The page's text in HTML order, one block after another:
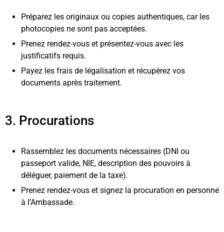
Préparez les originaux ou copies authentiques, car les
photocopies ne sont pas acceptées.
Prenez rendez-vous et présentez-vous avec les
justificatifs requis.
Payez les frais de légalisation et récupérez vos
documents après traitement.
3. Procurations
Rassemblez les documents nécessaires (DNI ou
passeport valide, NIE, description des pouvoirs à
déléguer, paiement de la taxe).
Prenez rendez-vous et signez la procuration en personne
à l’Ambassade.